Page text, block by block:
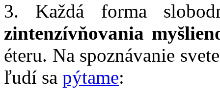
3. Každá forma
zintenzívňovania
éteru. Na spoznávanie
ľudí sa pýtame: